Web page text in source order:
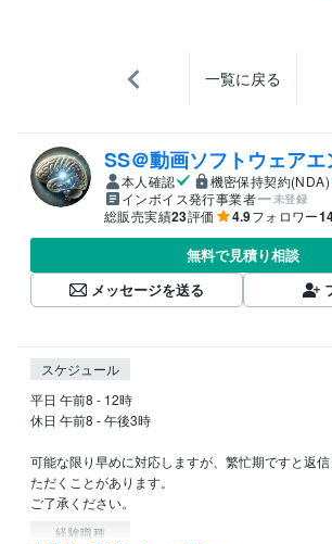
一覧に戻る
SS＠動画ソフトウェア
本人確認
機密保持契約(NDA)
インボイス発行事業者
未登録
総販売実績23評価 4.9フォロワー
無料で見積り相談
メッセージを送る
スケジュール
平日 午前8 - 12時
休日 午前8 - 午後3時
可能な限り早めに対応しますが、繁忙期ですと返
ただくことがあります。
ご了承ください。
経験職種